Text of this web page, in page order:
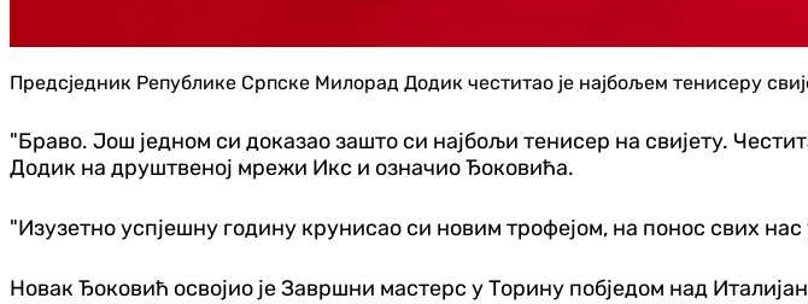
Предсједник Републике Српске Милорад Додик честитао је најбољем тенисеру
"Браво. Још једном си докaзао зашто си најбољи тенисер на свијету.
Додик на друштвеној мрежи Икс и означио Ђоковића.
"Изузетно успјешну годину крунисао си новим трофејом, на понос свих нас
Новак Ђоковић освојио је Завршни мастерс у Торину побједом над